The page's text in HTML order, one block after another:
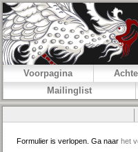
Voorpagina
Mailinglist
Formulier is verlopen. Ga naar het